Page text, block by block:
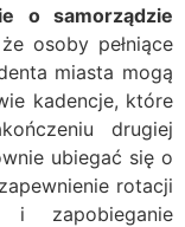
o samorządzie
osoby pełniące
miasta mogą
kadencje, które
drugiej
ubiegać się o
rotacji
i zapobieganie